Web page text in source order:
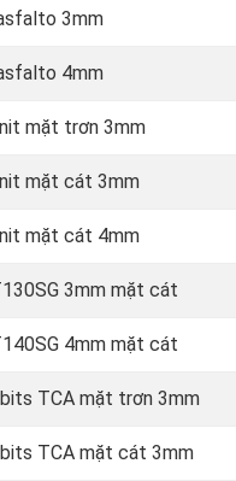
3mm
4mm
mặt trơn 3mm
mặt cát 3mm
mặt cát 4mm
3mm mặt cát
4mm mặt cát
TCA mặt trơn 3mm
TCA mặt cát 3mm